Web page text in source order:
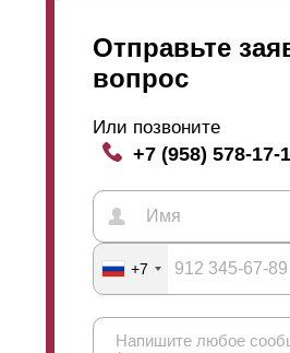
Отправьте
вопрос
Или позвоните
+7 (958) 578-17-
+7